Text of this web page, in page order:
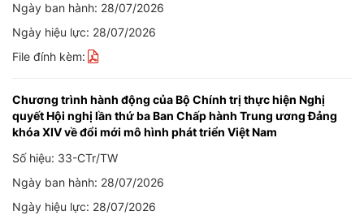
Ngày ban hành: 28/07/2026
Ngày hiệu lực: 28/07/2026
File đính kèm:
Chương trình hành động của Bộ Chính trị thực hiện Nghị
quyết Hội nghị lần thứ ba Ban Chấp hành Trung ương Đảng
khóa XIV về đổi mới mô hình phát triển Việt Nam
Số hiệu: 33-CTr/TW
Ngày ban hành: 28/07/2026
Ngày hiệu lực: 28/07/2026